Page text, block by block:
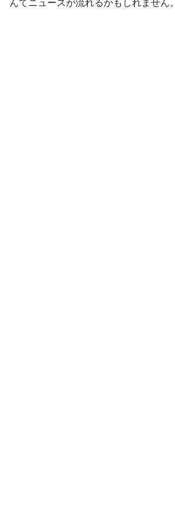
んてニュースが流れるかもしれません。